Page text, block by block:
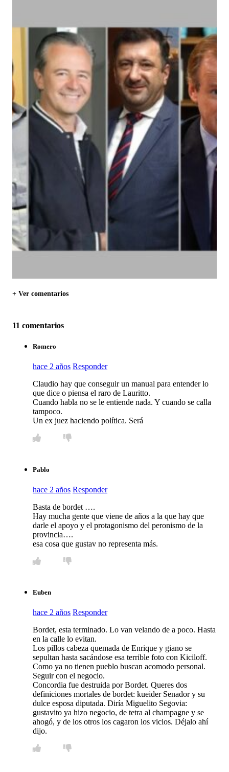
+ Ver comentarios
11 comentarios
Romero
hace 2 años Responder
Claudio hay que conseguir un manual para entender lo
que dice o piensa el raro de Lauritto.
Cuando habla no se le entiende nada. Y cuando se calla
tampoco.
Un ex juez haciendo política. Será
Pablo
hace 2 años Responder
Basta de bordet ….
Hay mucha gente que viene de años a la que hay que
darle el apoyo y el protagonismo del peronismo de la
provincia….
esa cosa que gustav no representa más.
Euben
hace 2 años Responder
Bordet, esta terminado. Lo van velando de a poco. Hasta
en la calle lo evitan.
Los pillos cabeza quemada de Enrique y giano se
sepultan hasta sacándose esa terrible foto con Kiciloff.
Como ya no tienen pueblo buscan acomodo personal.
Seguir con el negocio.
Concordia fue destruida por Bordet. Queres dos
definiciones mortales de bordet: kueider Senador y su
dulce esposa diputada. Diría Miguelito Segovia:
gustavito ya hizo negocio, de tetra al champagne y se
ahogó, y de los otros los cagaron los vicios. Déjalo ahí
dijo.